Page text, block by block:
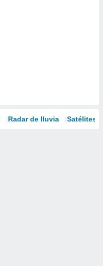
Radar de lluvia Satélites